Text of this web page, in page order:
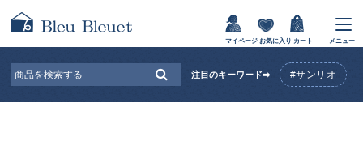
マイページ お気に入り カート メニュー
注目のキーワード➡ #サンリオ